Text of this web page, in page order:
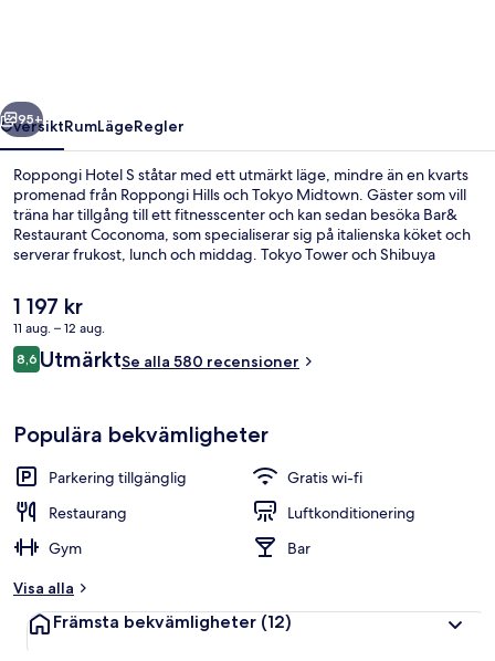
Businesscenter
Nästa
95+
ÖversiktRumLägeRegler
Roppongi Hotel S ståtar med ett utmärkt läge, mindre än en kvarts
promenad från Roppongi Hills och Tokyo Midtown. Gäster som vill
träna har tillgång till ett fitnesscenter och kan sedan besöka Bar&
Restaurant Coconoma, som specialiserar sig på italienska köket och
serverar frukost, lunch och middag. Tokyo Tower och Shibuya
Kollektivtrafik finns i närheten. Till Roppongi station tar det 7
minuter att gå och till Nogizaka station är det 14 minuter.
Det
nuvarande
priset
är
1 197 kr
11 aug. – 12 aug.
Recensioner
8,68,6 av 10,
UtmärktSe alla 580 recensioner
Populära bekvämligheter
Parkering tillgänglig
Gratis wi-fi
Restaurang
Luftkonditionering
Gym
Bar
Visa alla
Främsta bekvämligheter (12)